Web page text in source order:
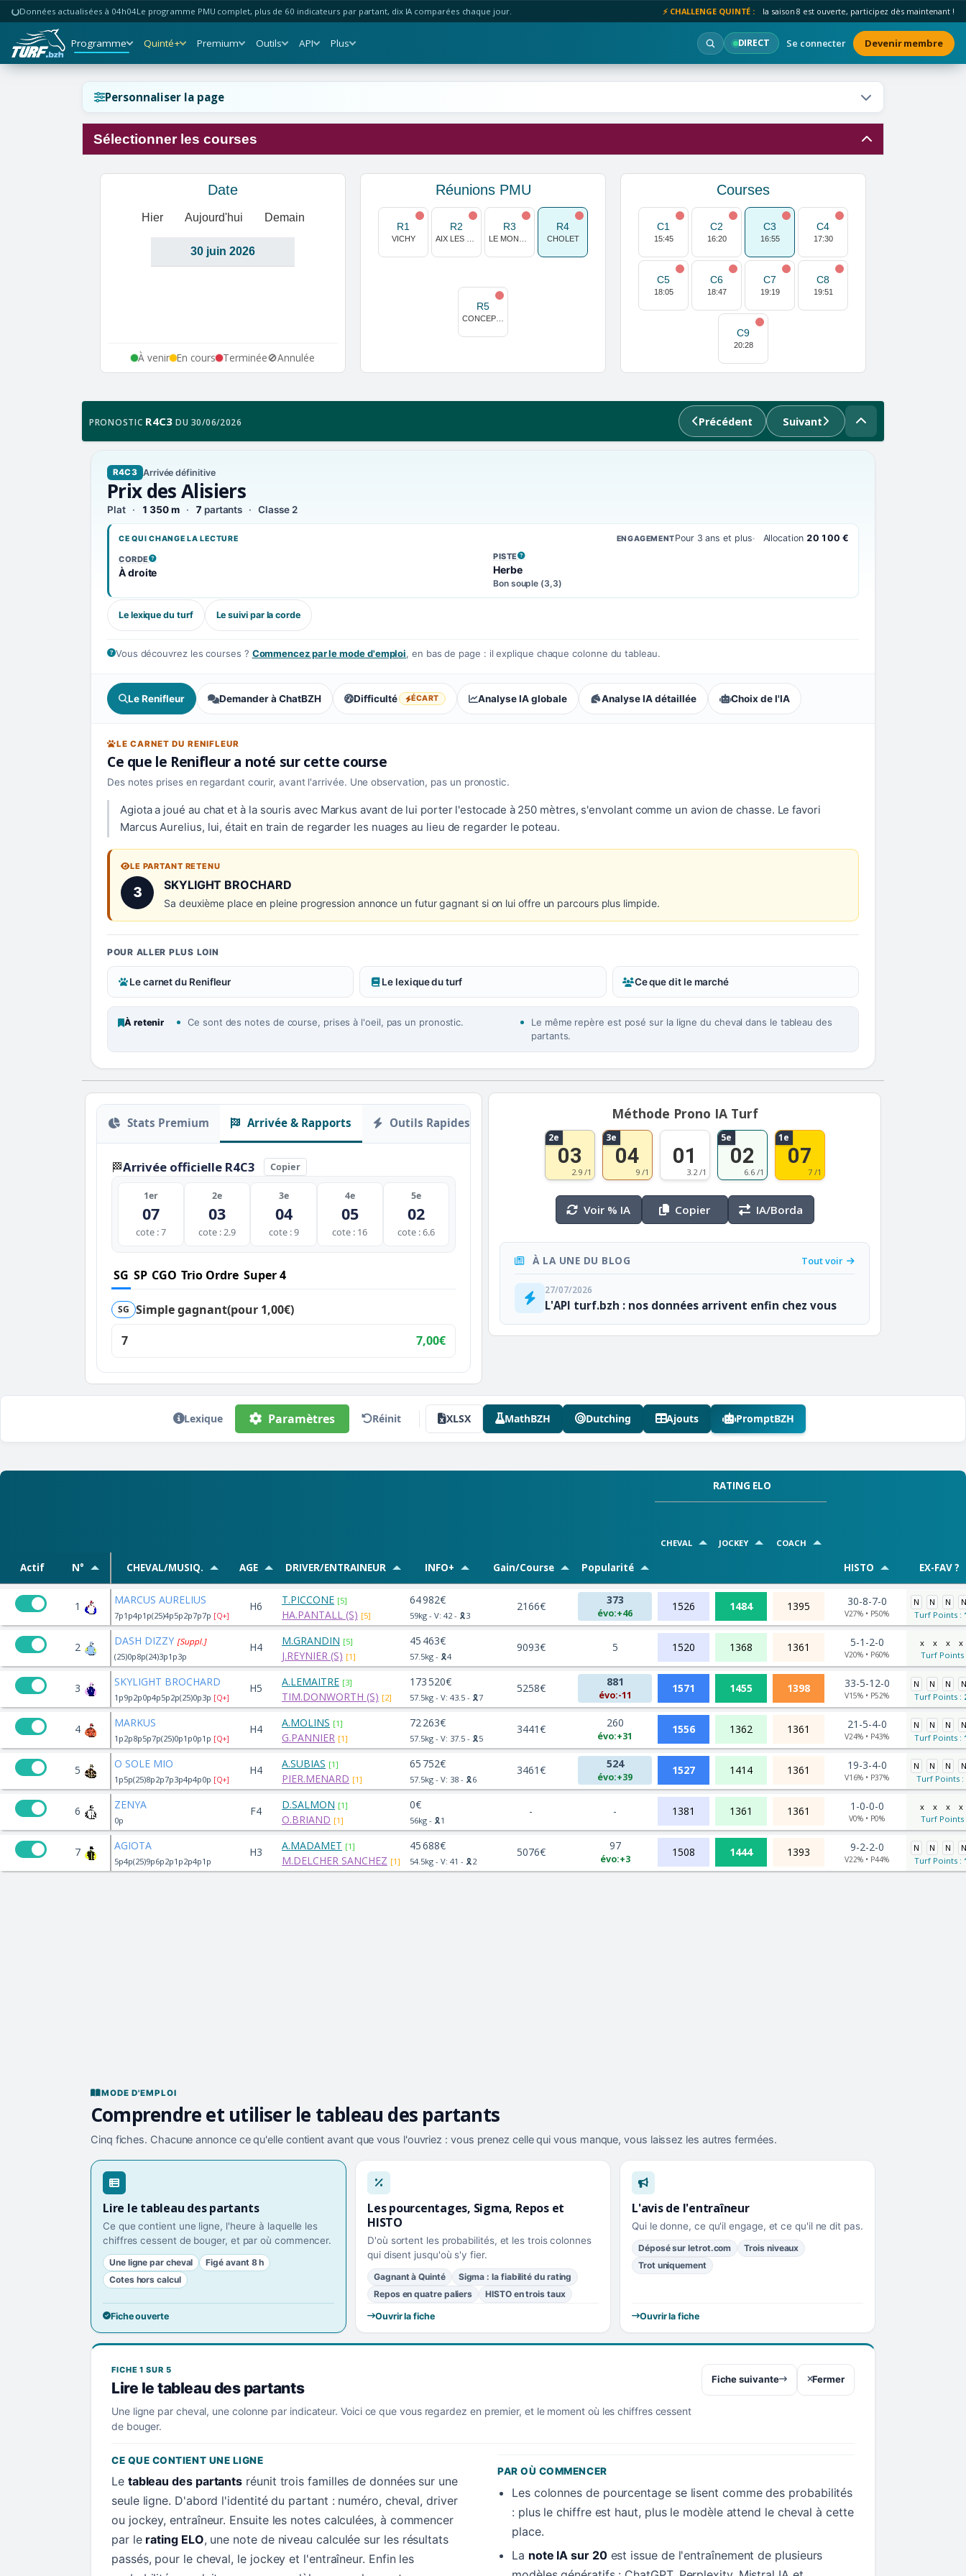
Données actualisées à 04h04Le programme PMU complet, plus de 60 indicateurs par partant, dix IA comparées chaque jour. ⚡ CHALLENGE QUINTÉ : la saison 8 est ouverte, participez dès maintenant !
Programme Quinté+ Premium Outils API Plus DIRECT Se connecter Devenir membre
Personnaliser la page
Sélectionner les courses
Date
Hier Aujourd'hui Demain
À venir En cours Terminée🚫Annulée
Réunions PMU
R1
VICHY
R2 R3 R4
CHOLET
R5
Courses
C1
15:45
C2
16:20
C3
16:55
C4
17:30
C5
18:05
C6
18:47
C7
19:19
C8
19:51
C9
20:28
PRONOSTIC R4C3 DU 30/06/2026 Précédent Suivant
R4C3 Arrivée définitive
Prix des Alisiers
Plat 1 350 m 7 partants Classe 2
CE QUI CHANGE LA LECTURE ENGAGEMENTPour 3 ans et plus Allocation 20 100 €
CORDE
, VOIR LA DÉFINITION
À droite
PISTE
, VOIR LA DÉFINITION
Herbe
Bon souple (3,3)
Le lexique du turf Le suivi par la corde
Vous découvrez les courses ? Commencez par le mode d'emploi, en bas de page : il explique chaque colonne du tableau.
Le Renifleur Demander à ChatBZH Difficulté ÉCART
, écart : lectures divergentesAnalyse IA globale Analyse IA détaillée Choix de l'IA
LE CARNET DU RENIFLEUR
Ce que le Renifleur a noté sur cette course
Des notes prises en regardant courir, avant l'arrivée. Une observation, pas un pronostic.
Agiota a joué au chat et à la souris avec Markus avant de lui porter l'estocade à 250 mètres, s'envolant comme un avion de chasse. Le favori
Marcus Aurelius, lui, était en train de regarder les nuages au lieu de regarder le poteau.
LE PARTANT RETENU
3 Numéro 3 :
SKYLIGHT BROCHARD
Sa deuxième place en pleine progression annonce un futur gagnant si on lui offre un parcours plus limpide.
POUR ALLER PLUS LOIN
Le carnet du Renifleur Le lexique du turf Ce que dit le marché
À retenir Ce sont des notes de course, prises à l'oeil, pas un pronostic.
Le même repère est posé sur la ligne du cheval dans le tableau des
partants.
Stats Premium Arrivée & Rapports Outils Rapides
🏁Arrivée officielle R4C3 Copier
1er
07
cote : 7
2e
03
cote : 2.9
3e
04
cote : 9
4e
05
cote : 16
5e
02
cote : 6.6
SG SP CGO Trio Ordre Super 4
SG Simple gagnant(pour 1,00€)
7
7,00€
Méthode Prono IA Turf
2e
03
2.9 /1
3e
04
9 /1
01
3.2 /1
5e
02
6.6 /1
1e
07
7 /1
Voir % IA Copier IA/Borda
À LA UNE DU BLOG Tout voir
27/07/2026
L'API turf.bzh : nos données arrivent enfin chez vous
Lexique Paramètres Réinit XLSX MathBZH Dutching Ajouts PromptBZH
Actif N° CHEVAL/MUSIQ. AGE DRIVER/ENTRAINEUR INFO+ Gain/Course Popularité
RATING ELO
CHEVAL JOCKEY COACH
HISTO EX-FAV ?
1 MARCUS AURELIUS
7p1p4p1p(25)4p5p2p7p7p [Q+]
H6 T.PICCONE [5]
HA.PANTALL (S) [5]
64 982€
59kg - V: 42 - 🎗️3
2166€ 373
évo:+46
1526 1484 1395 30-8-7-0
V27% • P50%
N N N
N
Turf Points :
2 DASH DIZZY [Suppl.]
(25)0p8p(24)3p1p3p
H4 M.GRANDIN [5]
J.REYNIER (S) [1]
45 463€
57.5kg - 🎗️4
9093€ 5 1520 1368 1361 5-1-2-0
V20% • P60%
x x x
x
Turf
3 SKYLIGHT BROCHARD
1p9p2p0p4p5p2p(25)0p3p [Q+]
H5 A.LEMAITRE [3]
TIM.DONWORTH (S) [2]
173 520€
57.5kg - V: 43.5 - 🎗️7
5258€ 881
évo:-11
1571 1455 1398 33-5-12-0
V15% • P52%
N N N
N
Turf Points :
4 MARKUS
1p2p8p5p7p(25)0p1p0p1p [Q+]
H4 A.MOLINS [1]
G.PANNIER [1]
72 263€
57.5kg - V: 37.5 - 🎗️5
3441€ 260
évo:+31
1556 1362 1361 21-5-4-0
V24% • P43%
N N N
N
Turf Points :
5 O SOLE MIO
1p5p(25)8p2p7p3p4p4p0p [Q+]
H4 A.SUBIAS [1]
PIER.MENARD [1]
65 752€
57.5kg - V: 38 - 🎗️6
3461€ 524
évo:+39
1527 1414 1361 19-3-4-0
V16% • P37%
N N N
N
Turf Points :
6 ZENYA
0p
F4 D.SALMON [1]
O.BRIAND [1]
0€
56kg - 🎗️1
- - 1381 1361 1361 1-0-0-0
V0% • P0%
x x x
x
Turf
7 AGIOTA
5p4p(25)9p6p2p1p2p4p1p
H3 A.MADAMET [1]
M.DELCHER SANCHEZ [1]
45 688€
54.5kg - V: 41 - 🎗️2
5076€ 97
évo:+3
1508 1444 1393 9-2-2-0
V22% • P44%
N N N
N
Turf Points :
MODE D'EMPLOI
Comprendre et utiliser le tableau des partants
Cinq fiches. Chacune annonce ce qu'elle contient avant que vous l'ouvriez : vous prenez celle qui vous manque, vous laissez les autres fermées.
Lire le tableau des partants
Ce que contient une ligne, l'heure à laquelle les
chiffres cessent de bouger, et par où commencer.
Une ligne par cheval
Figé avant 8 h
Cotes hors calcul
Fiche ouverte
Les pourcentages, Sigma, Repos et
HISTO
D'où sortent les probabilités, et les trois colonnes
qui disent jusqu'où s'y fier.
Gagnant à Quinté
Sigma : la fiabilité du rating
Repos en quatre paliers
HISTO en trois taux
Ouvrir la fiche
L'avis de l'entraîneur
Qui le donne, ce qu'il engage, et ce qu'il ne dit pas.
Déposé sur letrot.com
Trois niveaux
Trot uniquement
Ouvrir la fiche
FICHE 1 SUR 5
Lire le tableau des partants
Une ligne par cheval, une colonne par indicateur. Voici ce que vous regardez en premier, et le moment où les chiffres cessent
de bouger.
Fiche suivante Fermer
CE QUE CONTIENT UNE LIGNE
Le tableau des partants réunit trois familles de données sur une
seule ligne. D'abord l'identité du partant : numéro, cheval, driver
ou jockey, entraîneur. Ensuite les notes calculées, à commencer
par le rating ELO, une note de niveau calculée sur les résultats
passés, pour le cheval, le jockey et l'entraîneur. Enfin les
PAR OÙ COMMENCER
Les colonnes de pourcentage se lisent comme des probabilités
: plus le chiffre est haut, plus le modèle attend le cheval à cette
place.
La note IA sur 20est issue de l'entraînement de plusieurs
Réinitialiser l'affichage ?
Annuler